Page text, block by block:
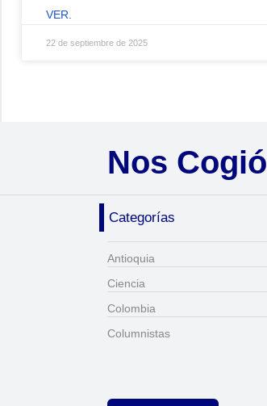
VER.
22 de septiembre de 2025
Nos
Categorías
Antioquia
Ciencia
Colombia
Columnistas